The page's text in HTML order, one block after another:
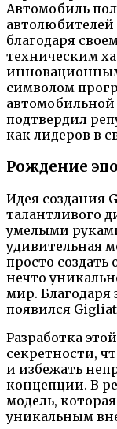
Автомобиль
благодаря
техническим
символом
автомобильной
подтвердил
как лидеров в
Рождение
Идея создания
талантливого
умелыми
удивительная
просто
нечто
мир. Благодаря
появился
Разработка
секретности,
и избежать
концепции. В
модель,
уникальным